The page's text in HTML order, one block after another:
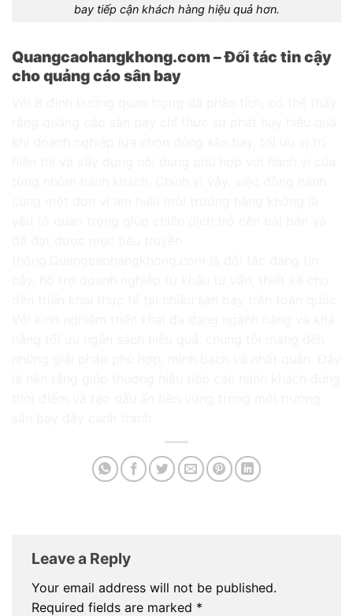
bay tiếp cận khách hàng hiệu quả hơn.
Quangcaohangkhong.com – Đối tác tin cậy
cho quảng cáo sân bay
Leave a Reply
Your email address will not be published.
Required fields are marked *